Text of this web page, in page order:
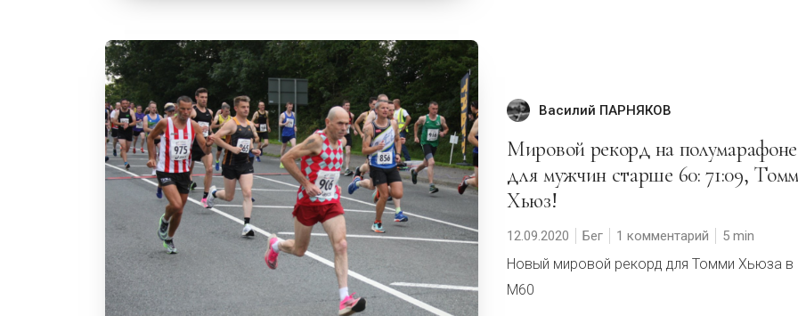
Василий ПАРНЯКОВ
Мировой рекорд на полумарафоне
для мужчин старше 60: 71:09,
Хьюз!
12.09.2020 Бег 1 комментарий 5
Новый мировой рекорд для Томми Хьюза в
М60